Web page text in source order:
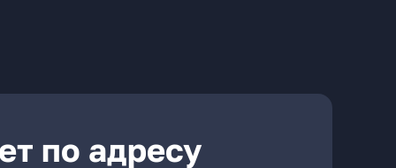
по адресу